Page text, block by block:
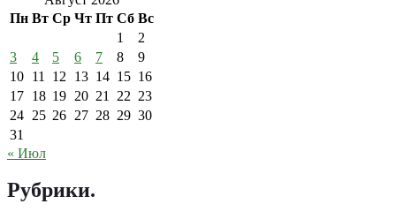
Пн Вт Ср Чт Пт Сб Вс
1
2
3
4 5 6 7 8
9
10 11 12 13 14 15 16
17 18 19 20 21 22 23
24 25 26 27 28 29 30
31
« Июл
Рубрики.